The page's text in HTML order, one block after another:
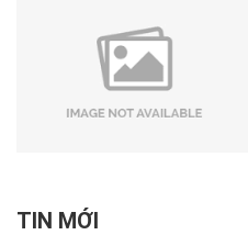
TIN MỚI